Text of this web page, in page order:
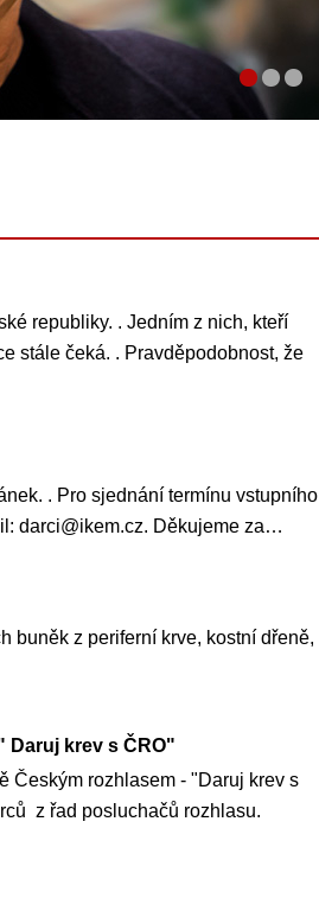
republiky. . Jedním z nich, kteří
stále čeká. . Pravděpodobnost, že
. Pro sjednání termínu vstupního
darci@ikem.cz. Děkujeme za…
buněk z periferní krve, kostní dřeně,
Daruj krev s ČRO"
Českým rozhlasem - "Daruj krev s
z řad posluchačů rozhlasu.